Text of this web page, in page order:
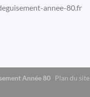
annee-80.fr
Année 80 Plan du site